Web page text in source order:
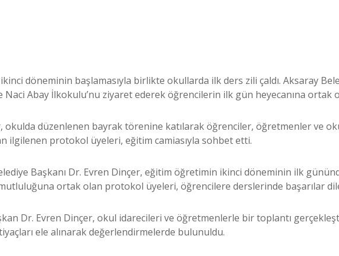
döneminin başlamasıyla birlikte okullarda ilk ders zili çaldı. Aksaray
Abay İlkokulu’nu ziyaret ederek öğrencilerin ilk gün heyecanına ortak
okulda düzenlenen bayrak törenine katılarak öğrenciler, öğretmenler ve
ilgilenen protokol üyeleri, eğitim camiasıyla sohbet etti.
Başkanı Dr. Evren Dinçer, eğitim öğretimin ikinci döneminin ilk
ortak olan protokol üyeleri, öğrencilere derslerinde başarılar
Dr. Evren Dinçer, okul idarecileri ve öğretmenlerle bir toplantı
ele alınarak değerlendirmelerde bulunuldu.